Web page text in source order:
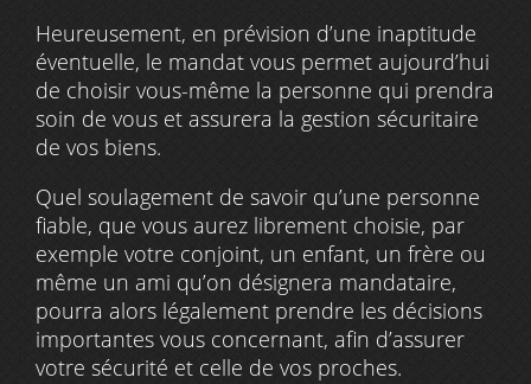
Heureusement, en prévision d’une inaptitude
éventuelle, le mandat vous permet aujourd’hui
de choisir vous-même la personne qui prendra
soin de vous et assurera la gestion sécuritaire
de vos biens.
Quel soulagement de savoir qu’une personne
fiable, que vous aurez librement choisie, par
exemple votre conjoint, un enfant, un frère ou
même un ami qu’on désignera mandataire,
pourra alors légalement prendre les décisions
importantes vous concernant, afin d’assurer
votre sécurité et celle de vos proches.